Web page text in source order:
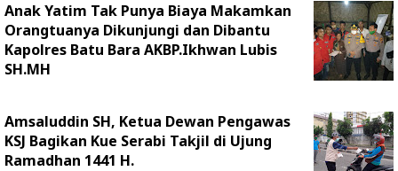
Anak Yatim Tak Punya Biaya Makamkan
Orangtuanya Dikunjungi dan Dibantu
Kapolres Batu Bara AKBP.Ikhwan Lubis
SH.MH
Amsaluddin SH, Ketua Dewan Pengawas
KSJ Bagikan Kue Serabi Takjil di Ujung
Ramadhan 1441 H.